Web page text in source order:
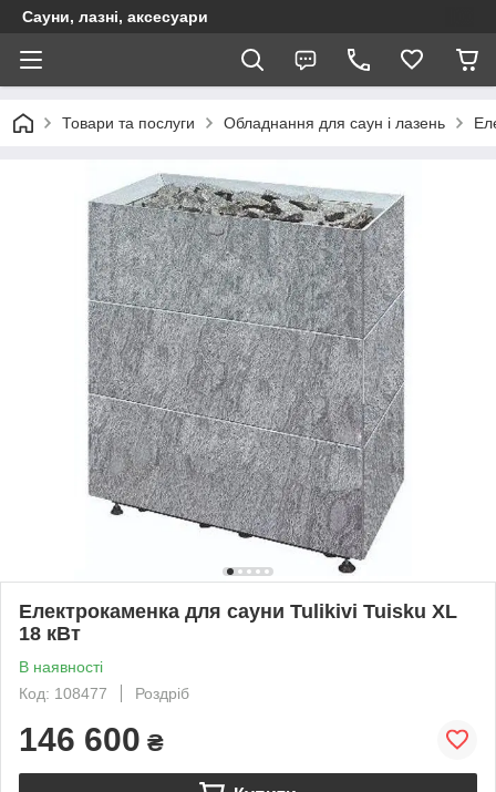
Сауни, лазні, аксесуари
Товари та послуги Обладнання для саун і лазень
Електрокаменка для сауни Tulikivi Tuisku XL
18 кВт
В наявності
Код: 108477
Роздріб
146 600 ₴